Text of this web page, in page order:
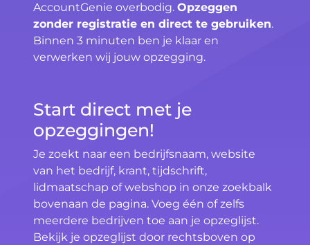
AccountGenie overbodig. Opzeggen
zonder registratie en direct te gebruiken.
Binnen 3 minuten ben je klaar en
verwerken wij jouw opzegging.
Start direct met je
opzeggingen!
Je zoekt naar een bedrijfsnaam, website
van het bedrijf, krant, tijdschrift,
lidmaatschap of webshop in onze zoekbalk
bovenaan de pagina. Voeg één of zelfs
meerdere bedrijven toe aan je opzeglijst.
Bekijk je opzeglijst door rechtsboven op